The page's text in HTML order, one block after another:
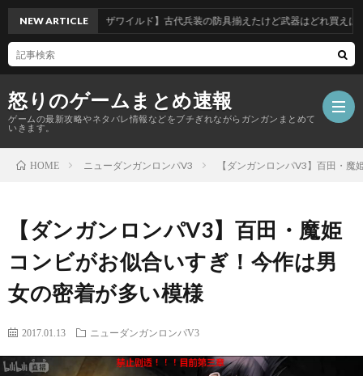
怒りのゲームまとめ速報
ゲームの最新攻略やネタバレ情報などをブチぎれながらガンガンまとめて
いきます。
り
NEW ARTICLE
【ブレスオブザワイルド】古代兵装の防具揃えたけど武器はどれ買えばいい？
HOME ニューダンガンロンパV3 【ダンガンロンパV3】百田・
【ダンガンロンパV3】百田・魔姫
コンビがお似合いすぎ！今作は男
女の密着が多い模様
2017.01.13 ニューダンガンロンパV3